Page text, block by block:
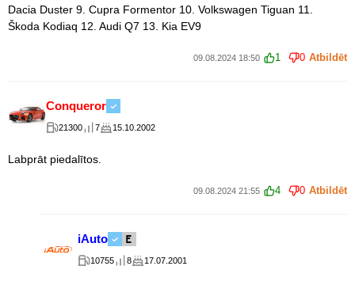
Dacia Duster 9. Cupra Formentor 10. Volkswagen Tiguan 11.
Škoda Kodiaq 12. Audi Q7 13. Kia EV9
09.08.2024 18:50 1 0 Atbildēt
Conqueror
21300 7 15.10.2002
Labprāt piedalītos.
09.08.2024 21:55 4 0 Atbildēt
iAuto
10755 8 17.07.2001